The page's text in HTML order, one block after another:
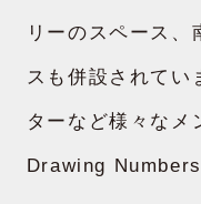
リーのスペース、
スも併設されてい
ターなど様々なメ
Drawing Numbers